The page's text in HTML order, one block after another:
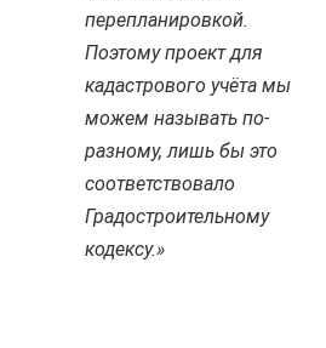
перепланировкой.
Поэтому проект для
кадастрового учёта мы
можем называть по-
разному, лишь бы это
соответствовало
Градостроительному
кодексу.»